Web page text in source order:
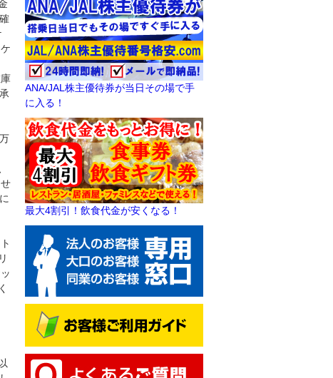
ANA/JAL株主優待券が当日その場で手
に入る！
最大4割引！飲食代金が安くなる！